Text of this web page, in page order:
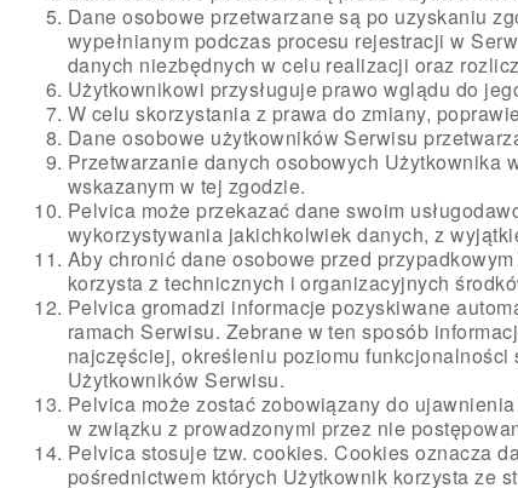
Dane osobowe przetwarzane są po uzyskaniu
wypełnianym podczas procesu rejestracji w
danych niezbędnych w celu realizacji oraz
Użytkownikowi przysługuje prawo wglądu do
W celu skorzystania z prawa do zmiany,
Dane osobowe użytkowników Serwisu
Przetwarzanie danych osobowych Użytkownika
wskazanym w tej zgodzie.
Pelvica może przekazać dane swoim
wykorzystywania jakichkolwiek danych, z
Aby chronić dane osobowe przed
korzysta z technicznych i organizacyjnych
Pelvica gromadzi informacje pozyskiwane
ramach Serwisu. Zebrane w ten sposób
najczęściej, określeniu poziomu
Użytkowników Serwisu.
Pelvica może zostać zobowiązany do
w związku z prowadzonymi przez nie
Pelvica stosuje tzw. cookies. Cookies oznacza
pośrednictwem których Użytkownik korzysta ze